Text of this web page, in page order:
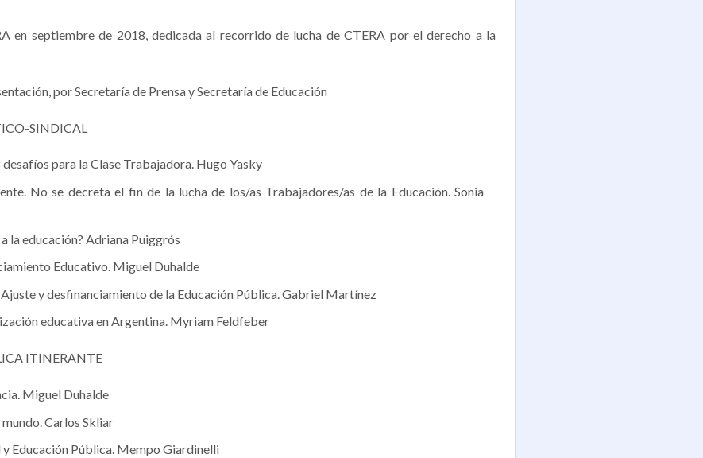
en septiembre de 2018, dedicada al recorrido de lucha de CTERA por el derecho a la
por Secretaría de Prensa y Secretaría de Educación
SINDICAL
para la Clase Trabajadora. Hugo Yasky
No se decreta el fin de la lucha de los/as Trabajadores/as de la Educación. Sonia
la educación? Adriana Puiggrós
Educativo. Miguel Duhalde
y desfinanciamiento de la Educación Pública. Gabriel Martínez
educativa en Argentina. Myriam Feldfeber
ITINERANTE
Miguel Duhalde
Carlos Skliar
Educación Pública. Mempo Giardinelli